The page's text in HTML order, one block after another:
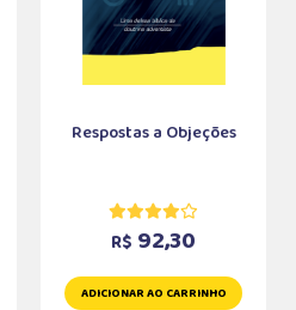
Respostas a Objeções
R$ 92,30
ADICIONAR AO CARRINHO